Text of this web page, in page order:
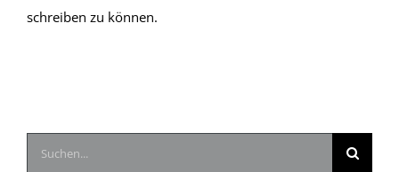
schreiben zu können.
Suche